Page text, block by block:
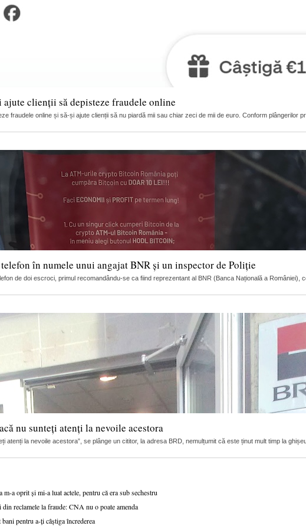
ajute clienții să depisteze fraudele online
fraudele online și să-și ajute clienții să nu piardă mii sau chiar zeci de mii de euro. Conform plângerilor
în numele unui angajat BNR și un inspector de Poliție
de doi escroci, primul recomandându-se ca fiind reprezentant al BNR (Banca Națională a României),
nu sunteți atenți la nevoile acestora
atenți la nevoile acestora”, se plânge un cititor, la adresa BRD, nemulțumit că este ținut mult timp la
a oprit și mi-a luat actele, pentru că era sub sechestru
reclamele la fraude: CNA nu o poate amenda
pentru a-ți câștiga încrederea